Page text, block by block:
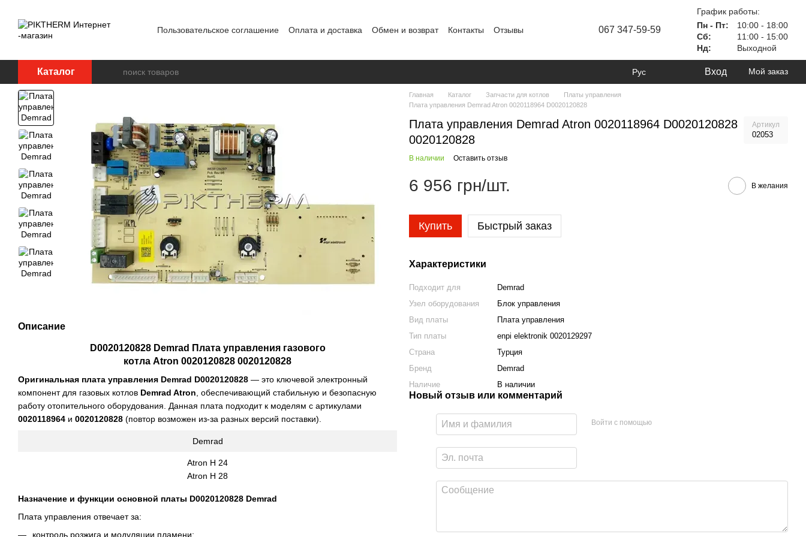
Пользовательское соглашение Оплата и доставка Обмен и возврат Контакты
Отзывы
067 347-59-59
График работы:
Пн - Пт:
10:00 - 18:00
Сб:
11:00 - 15:00
Нд:
Выходной
Каталог Рус Вход Мой заказ
Описание
D0020120828Demrad Плата управления газового
котла Atron 0020120828 0020120828
Оригинальная плата управления Demrad D0020120828 — это ключевой электронный
компонент для газовых котлов Demrad Atron , обеспечивающий стабильную и безопасную
работу отопительного оборудования. Данная плата подходит к моделям с артикулами
0020118964 и 0020120828 (повтор возможен из-за разных версий поставки).
Demrad
Atron H 24
Atron H 28
Назначение и функции основной платы D0020120828 Demrad
Плата управления отвечает за:
контроль розжига и модуляции пламени;
Главная Каталог Запчасти для котлов
Платы управления
Плата управления Demrad Atron 0020118964 D0020120828
Плата управления Demrad Atron 0020118964 D0020120828
0020120828
Артикул
02053
В наличии Оставить отзыв
6 956 грн/шт. В желания
Купить Быстрый заказ
Характеристики
Подходит для
Demrad
Узел оборудования
Блок управления
Вид платы
Плата управления
Тип платы
enpi elektronik 0020129297
Страна
Турция
Бренд
Demrad
Наличие
В наличии
Новый отзыв или комментарий
Войти с помощью